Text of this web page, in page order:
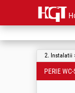
2. Instalatii
PERIE